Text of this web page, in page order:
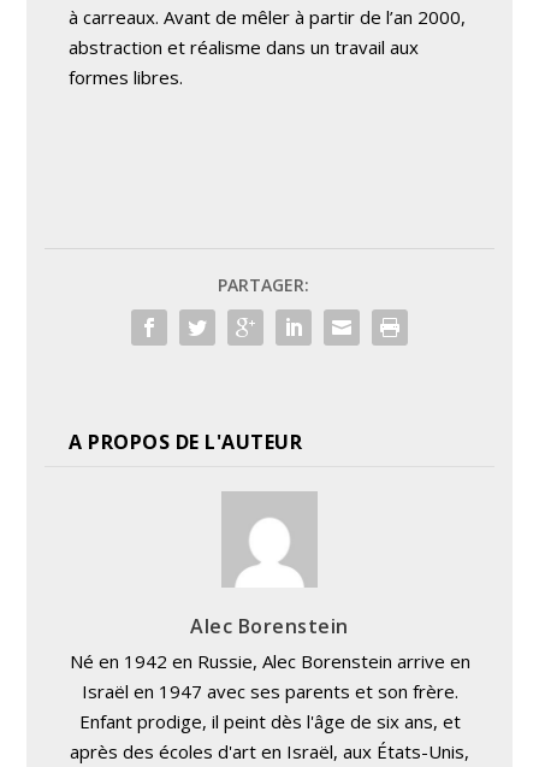
à carreaux. Avant de mêler à partir de l’an 2000,
abstraction et réalisme dans un travail aux
formes libres.
PARTAGER:
A PROPOS DE L'AUTEUR
Alec Borenstein
Né en 1942 en Russie, Alec Borenstein arrive en
Israël en 1947 avec ses parents et son frère.
Enfant prodige, il peint dès l'âge de six ans, et
après des écoles d'art en Israël, aux États-Unis,